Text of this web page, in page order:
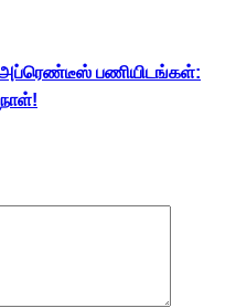
அப்ரெண்டீஸ் பணியிடங்கள்: